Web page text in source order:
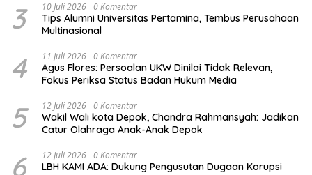
3 10 Juli 2026 0 Komentar
Tips Alumni Universitas Pertamina, Tembus Perusahaan
Multinasional
4 11 Juli 2026 0 Komentar
Agus Flores: Persoalan UKW Dinilai Tidak Relevan,
Fokus Periksa Status Badan Hukum Media
5 12 Juli 2026 0 Komentar
Wakil Wali kota Depok, Chandra Rahmansyah: Jadikan
Catur Olahraga Anak-Anak Depok
6 12 Juli 2026 0 Komentar
LBH KAMI ADA: Dukung Pengusutan Dugaan Korupsi